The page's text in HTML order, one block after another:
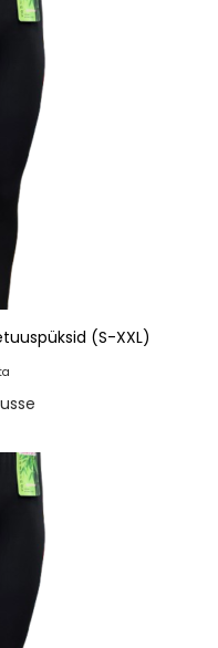
(S-XXL)